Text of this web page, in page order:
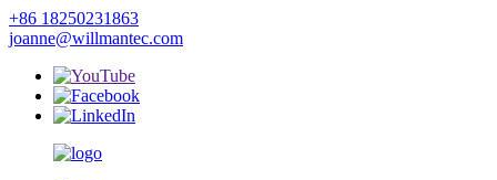
+86 18250231863
joanne@willmantec.com